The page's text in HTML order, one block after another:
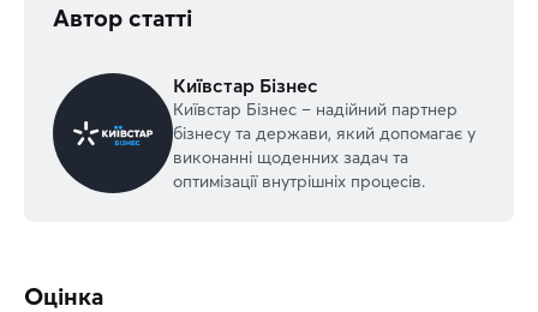
Автор статті
Київстар Бізнес
Київстар Бізнес – надійний партнер
бізнесу та держави, який допомагає у
виконанні щоденних задач та
оптимізації внутрішніх процесів.
Оцінка